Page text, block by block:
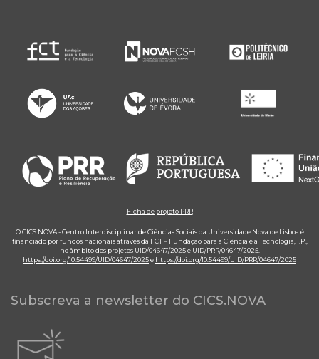
Ficha de projeto PRR
O CICS.NOVA - Centro Interdisciplinar de Ciências Sociais da Universidade Nova de Lisboa é
financiado por fundos nacionais através da FCT – Fundação para a Ciência e a Tecnologia, I.P.,
no âmbito dos projetos UID/04647/2025 e UID/PRR/04647/2025.
https://doi.org/10.54499/UID/04647/2025e https://doi.org/10.54499/UID/PRR/04647/2025
Subscreva a newsletter do CICS.NOVA